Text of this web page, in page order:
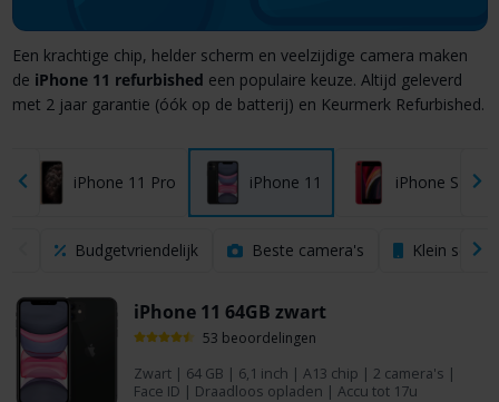
Een krachtige chip, helder scherm en veelzijdige camera maken
de iPhone 11 refurbished een populaire keuze. Altijd geleverd
met 2 jaar garantie (óók op de batterij) en Keurmerk Refurbished.
iPhone 11 Pro iPhone 11 iPhone SE
Budgetvriendelijk Beste camera's Klein
iPhone 11 64GB zwart
53 beoordelingen
Zwart | 64 GB | 6,1 inch | A13 chip | 2 camera's |
Face ID | Draadloos opladen | Accu tot 17u